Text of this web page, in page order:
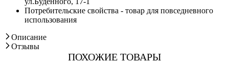
Потребительские свойства - товар для повседневного
использования
Описание
Отзывы
ПОХОЖИЕ ТОВАРЫ